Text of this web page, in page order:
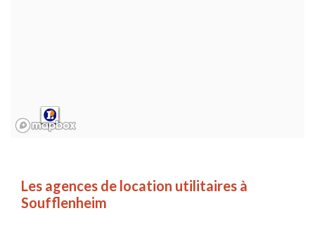
Les agences de location utilitaires à
Soufflenheim